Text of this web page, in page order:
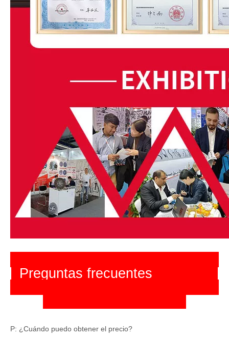
Preguntas frecuentes
P: ¿Cuándo puedo obtener el precio?